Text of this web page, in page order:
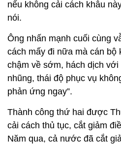
nếu không cải cách khâu
nói.
Ông nhấn mạnh cuối cùng
cách mấy đi nữa mà cán bộ
chậm về sớm, hách dịch
nhũng, thái độ phục vụ
phản ứng ngay”.
Thành công thứ hai được
cải cách thủ tục, cắt giảm
Năm qua, cả nước đã cắt